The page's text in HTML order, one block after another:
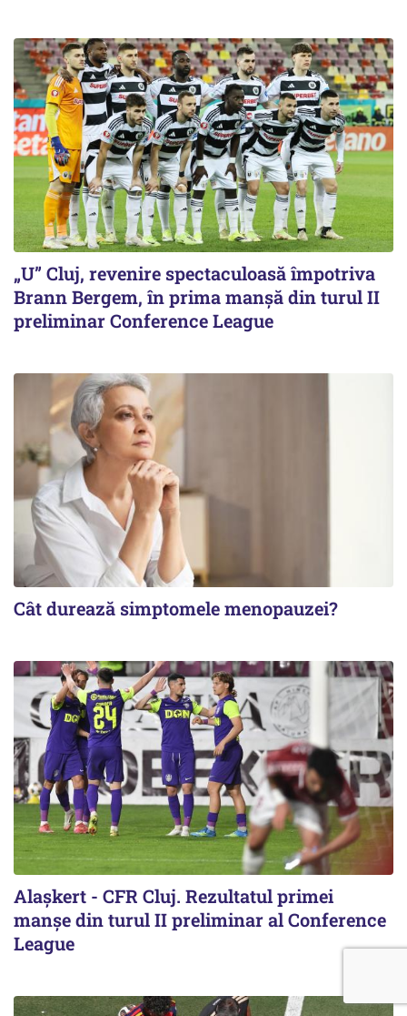
„U” Cluj, revenire spectaculoasă împotriva
Brann Bergem, în prima manșă din turul II
preliminar Conference League
Cât durează simptomele menopauzei?
Alaşkert - CFR Cluj. Rezultatul primei
manșe din turul II preliminar al Conference
League